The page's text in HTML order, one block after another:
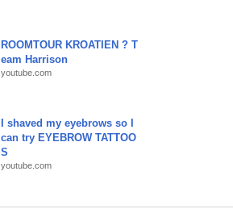
ROOMTOUR KROATIEN ? T
eam Harrison
youtube.com
I shaved my eyebrows so I
can try EYEBROW TATTOO
S
youtube.com